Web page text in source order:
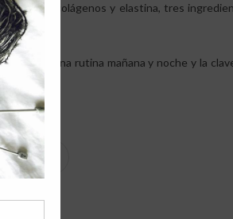
colágenos y elastina, tres
una rutina mañana y noche y la